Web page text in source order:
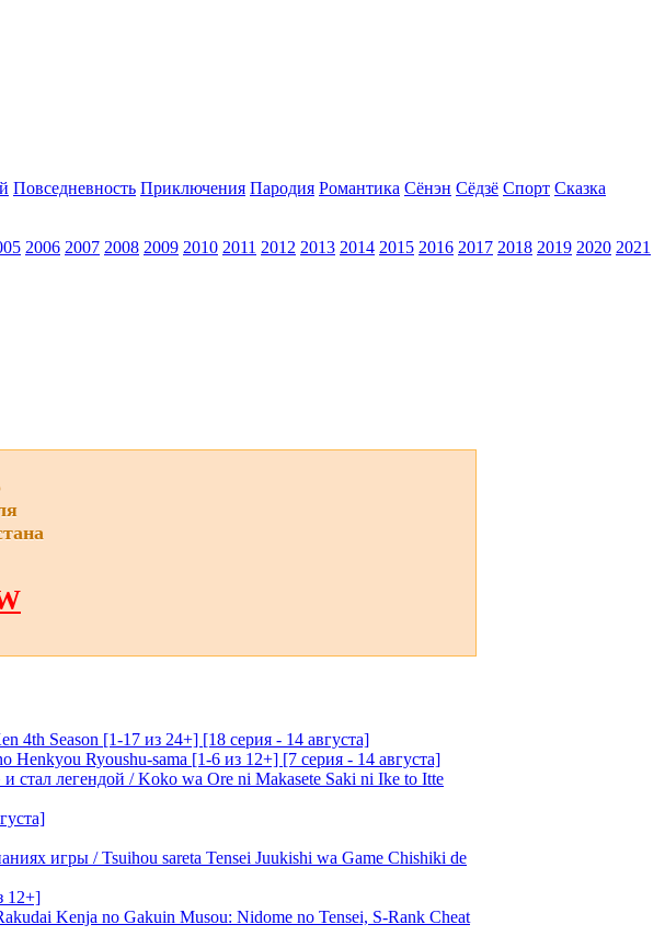
Повседневность Приключения Пародия Романтика Сёнэн Сёдзё Спорт Сказка
2006 2007 2008 2009 2010 2011 2012 2013 2014 2015 2016 2017 2018 2019 2020 2021
4th Season [1-17 из 24+] [18 серия - 14 августа]
Henkyou Ryoushu-sama [1-6 из 12+] [7 серия - 14 августа]
стал легендой / Koko wa Ore ni Makasete Saki ni Ike to Itte
игры / Tsuihou sareta Tensei Juukishi wa Game Chishiki de
12+]
Kenja no Gakuin Musou: Nidome no Tensei, S-Rank Cheat